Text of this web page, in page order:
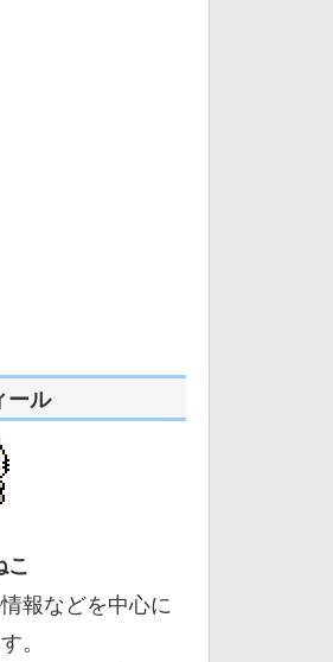
ール
こ
報などを中心に
。